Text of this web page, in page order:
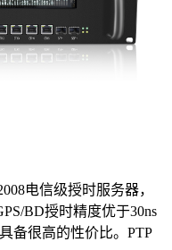
电信级授时服务器，
BD授时精度优于30ns
备很高的性价比。PTP